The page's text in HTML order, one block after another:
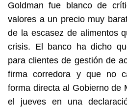
Goldman fue blanco de
valores a un precio muy
de la escasez de alimentos
crisis. El banco ha dicho
para clientes de gestión de
firma corredora y que no
forma directa al Gobierno de
el jueves en una